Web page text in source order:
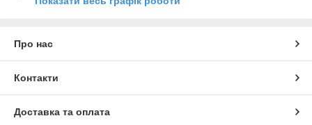
Про нас
Контакти
Доставка та оплата